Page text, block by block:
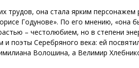
она стала ярким персонажем
Годунове». По его мнению, «она
– честолюбием, но в степени
поэты Серебряного века: ей
Волошина, а Велимир